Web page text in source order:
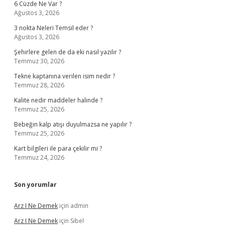
6 Cüzde Ne Var ?
Ağustos 3, 2026
3 nokta Neleri Temsil eder ?
Ağustos 3, 2026
Şehirlere gelen de da eki nasıl yazılır ?
Temmuz 30, 2026
Tekne kaptanına verilen isim nedir ?
Temmuz 28, 2026
Kalite nedir maddeler halinde ?
Temmuz 25, 2026
Bebeğin kalp atışı duyulmazsa ne yapılır ?
Temmuz 25, 2026
Kart bilgileri ile para çekilir mi ?
Temmuz 24, 2026
Son yorumlar
Arz I Ne Demek için admin
Arz I Ne Demek için Sibel